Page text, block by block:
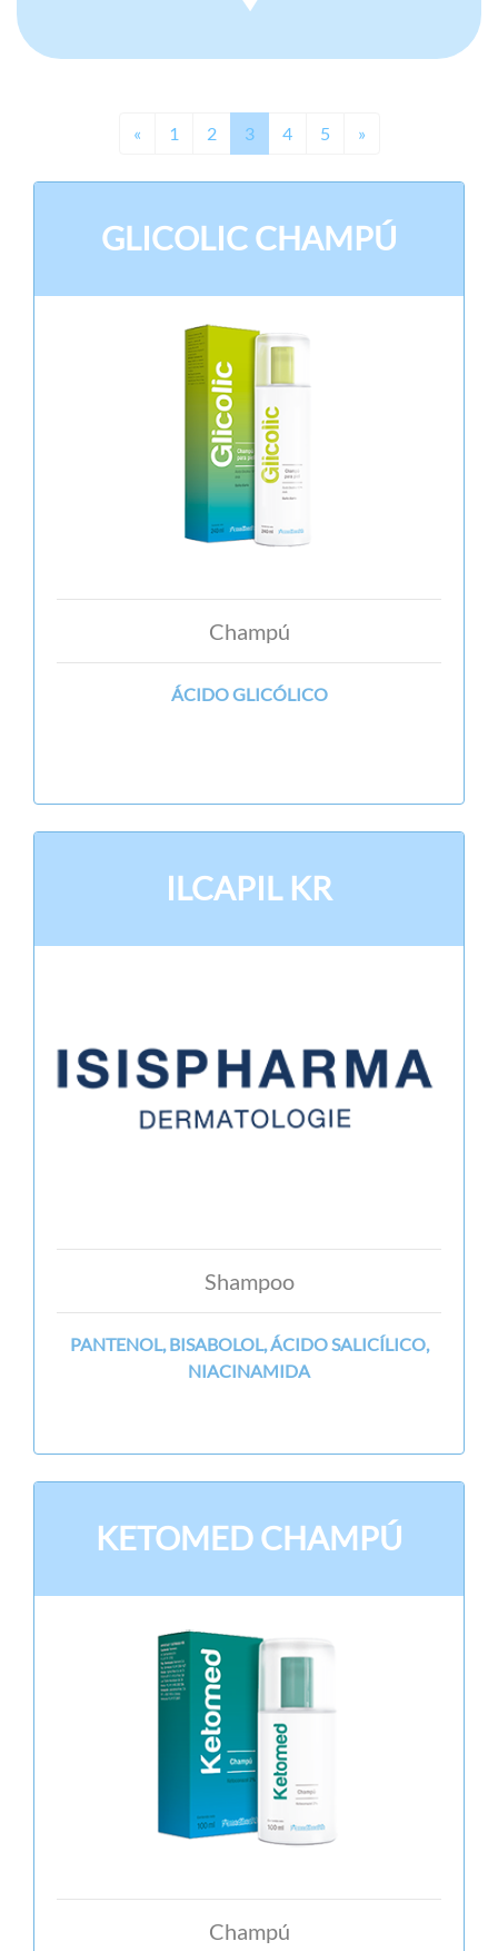
«Previous
1 2 3 4 5 »Next
GLICOLIC CHAMPÚ
Champú
ÁCIDO GLICÓLICO
ILCAPIL KR
Shampoo
PANTENOL, BISABOLOL, ÁCIDO SALICÍLICO,
NIACINAMIDA
KETOMED CHAMPÚ
Champú